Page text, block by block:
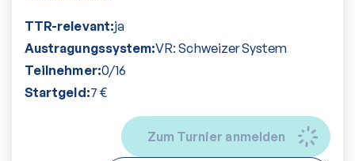
TTR-relevant:ja
Austragungssystem:VR: Schweizer System
Teilnehmer:0/16
Startgeld:7 €
Zum Turnier anmelden